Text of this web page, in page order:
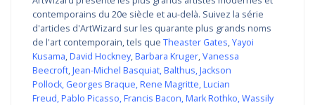
contemporains du 20e siècle et au-delà. Suivez la série
d'articles d'ArtWizard sur les quarante plus grands noms
de l'art contemporain, tels que Theaster Gates,Yayoi
Kusama,David Hockney,Barbara Kruger,Vanessa
Beecroft,Jean-Michel Basquiat,Balthus,Jackson
Pollock, Georges Braque,Rene Magritte,Lucian
Freud,Pablo Picasso,Francis Bacon,Mark Rothko,Wassily